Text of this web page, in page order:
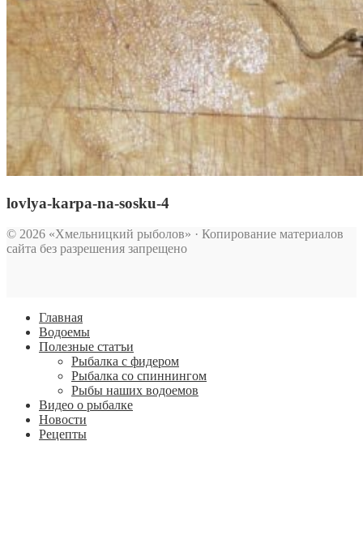
lovlya-karpa-na-sosku-4
© 2026 «Хмельницкий рыболов» · Копирование материалов
сайта без разрешения запрещено
Главная
Водоемы
Полезные статъи
Рыбалка с фидером
Рыбалка со спиннингом
Рыбы наших водоемов
Видео о рыбалке
Новости
Рецепты